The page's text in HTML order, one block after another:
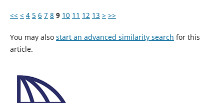
<< < 4 5 6 7 8 9 10 11 12 13 > >>
You may also start an advanced similarity search for this
article.